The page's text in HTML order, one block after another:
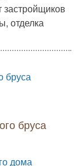
отделка
бруса